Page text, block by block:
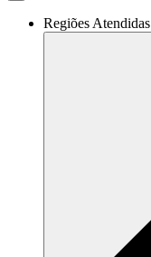
Regiões Atendidas